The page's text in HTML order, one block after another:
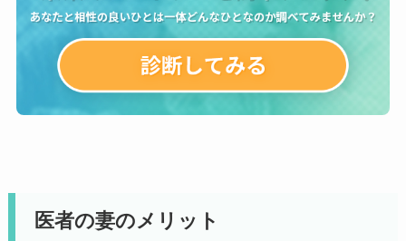
医者の妻のメリット